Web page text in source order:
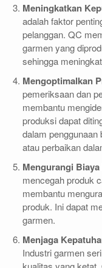
Meningkatkan
adalah faktor
pelanggan. QC
garmen yang
sehingga
Mengoptimalkan
pemeriksaan dan
membantu
produksi dapat
dalam penggunaan
atau perbaikan
Mengurangi
mencegah produk
membantu
produk. Ini dapat
garmen.
Menjaga
Industri garmen